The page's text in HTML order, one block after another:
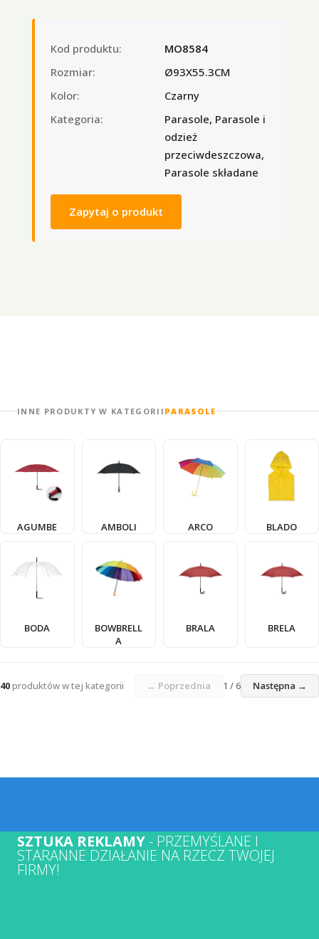
Kod produktu:
MO8584
Rozmiar:
Ø93X55.3CM
Kolor:
Czarny
Kategoria:
Parasole, Parasole i
odzież
przeciwdeszczowa,
Parasole składane
Zapytaj o produkt
INNE PRODUKTY W KATEGORII PARASOLE
AGUMBE AMBOLI ARCO BLADO
BODA
BOWBRELL
A
BRALA BRELA
40produktów w tej kategorii ← Poprzednia 1 / 6 Następna →
SZTUKA REKLAMY- PRZEMYŚLANE I
STARANNE DZIAŁANIE NA RZECZ TWOJEJ
FIRMY!